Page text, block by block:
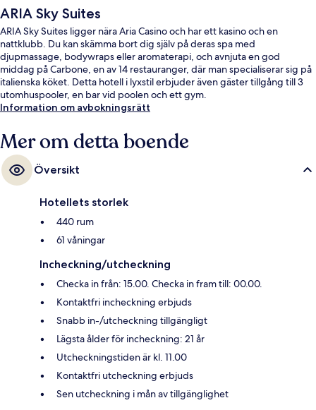
ARIA Sky Suites
ARIA Sky Suites ligger nära Aria Casino och har ett kasino och en
nattklubb. Du kan skämma bort dig själv på deras spa med
djupmassage, bodywraps eller aromaterapi, och avnjuta en god
middag på Carbone, en av 14 restauranger, där man specialiserar sig på
italienska köket. Detta hotell i lyxstil erbjuder även gäster tillgång till 3
utomhuspooler, en bar vid poolen och ett gym.
Information om avbokningsrätt
Mer om detta boende
Översikt
Hotellets storlek
440 rum
61 våningar
Incheckning/utcheckning
Checka in från: 15.00. Checka in fram till: 00.00.
Kontaktfri incheckning erbjuds
Snabb in-/utcheckning tillgängligt
Lägsta ålder för incheckning: 21 år
Utcheckningstiden är kl. 11.00
Kontaktfri utcheckning erbjuds
Sen utcheckning i mån av tillgänglighet